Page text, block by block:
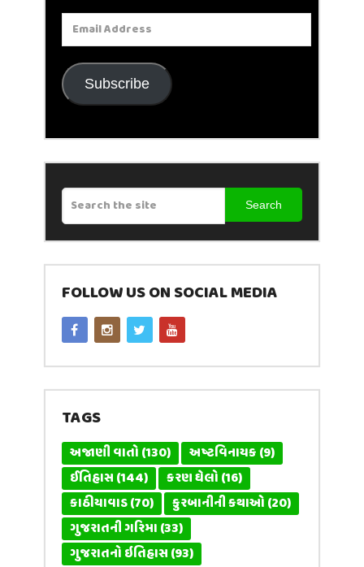
Email
Address
Subscribe
Search
FOLLOW US ON SOCIAL MEDIA
TAGS
અજાણી વાતો(130) અષ્ટવિનાયક(9)
ઈતિહાસ(144) કરણ ઘેલો(16)
કાઠીયાવાડ(70) કુરબાનીની કથાઓ(20)
ગુજરાતની ગરિમા(33)
ગુજરાતનો ઇતિહાસ(93)